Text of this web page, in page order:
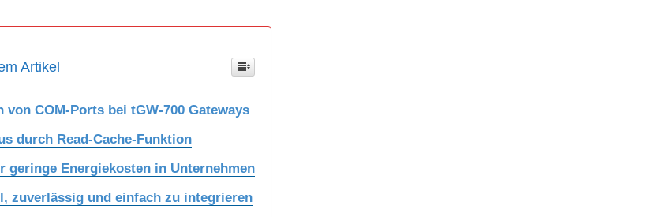
Artikel
COM-Ports bei tGW-700 Gateways
durch Read-Cache-Funktion
Energiekosten in Unternehmen
zuverlässig und einfach zu integrieren